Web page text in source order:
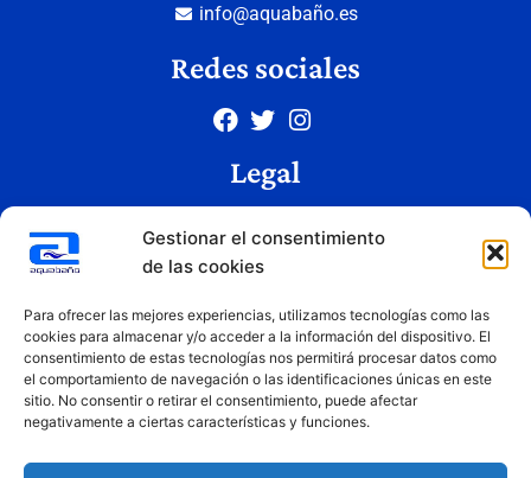
Gestionar el consentimiento
de las cookies
Para ofrecer las mejores experiencias, utilizamos tecnologías como las
cookies para almacenar y/o acceder a la información del dispositivo. El
consentimiento de estas tecnologías nos permitirá procesar datos como
el comportamiento de navegación o las identificaciones únicas en este
sitio. No consentir o retirar el consentimiento, puede afectar
negativamente a ciertas características y funciones.
info@aquabaño.es
Redes sociales
Legal
Política de privacidad
Condiciones de uso
Copyright © 2026 Aquabaño | Todos los derechos reservados
Diseñado porInnovation Studio